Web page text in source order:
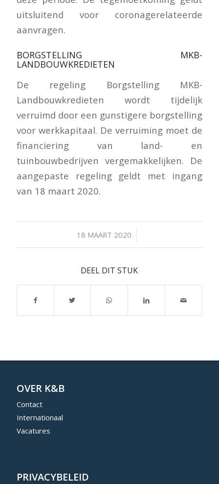
uitsluitend voor coronagerelateerde
aanvragen.
BORGSTELLING MKB-
LANDBOUWKREDIETEN
De regeling Borgstelling MKB-
Landbouwkredieten wordt tijdelijk
verruimd door een gunstigere borgstelling
voor werkkapitaal. De verruiming moet de
financiering van land- en
tuinbouwbedrijven vergemakkelijken. De
aangepaste regeling geldt met ingang
van 18 maart 2020.
18 MAART 2020
/
DEEL DIT STUK
OVER K&B
Contact
Internationaal
Vacatures
PRIVACYBELEID